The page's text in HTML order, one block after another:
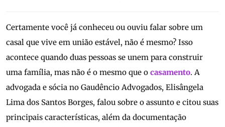
Certamente você já conheceu ou ouviu falar sobre um
casal que vive em união estável, não é mesmo? Isso
acontece quando duas pessoas se unem para construir
uma família, mas não é o mesmo que o casamento. A
advogada e sócia no Gaudêncio Advogados, Elisângela
Lima dos Santos Borges, falou sobre o assunto e citou suas
principais características, além da documentação